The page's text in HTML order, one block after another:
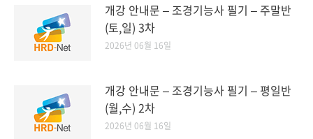
개강 안내문 – 조경기능사 필기 – 주말반
(토,일) 3차
2026년 06월 16일
개강 안내문 – 조경기능사 필기 – 평일반
(월,수) 2차
2026년 06월 16일